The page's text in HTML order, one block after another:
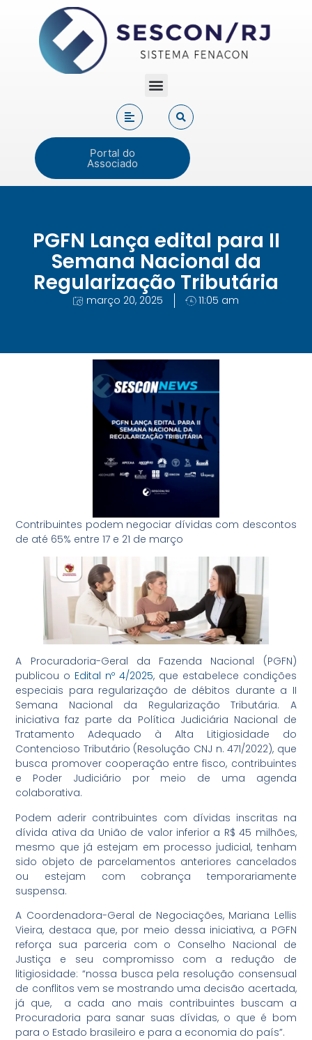
Portal do
Associado
PGFN Lança edital para II
Semana Nacional da
Regularização Tributária
março 20, 2025 11:05 am
Contribuintes podem negociar dívidas com descontos
de até 65% entre 17 e 21 de março
A Procuradoria-Geral da Fazenda Nacional (PGFN)
publicou o Edital nº 4/2025, que estabelece condições
especiais para regularização de débitos durante a II
Semana Nacional da Regularização Tributária. A
iniciativa faz parte da Política Judiciária Nacional de
Tratamento Adequado à Alta Litigiosidade do
Contencioso Tributário (Resolução CNJ n. 471/2022), que
busca promover cooperação entre fisco, contribuintes
e Poder Judiciário por meio de uma agenda
colaborativa.
Podem aderir contribuintes com dívidas inscritas na
dívida ativa da União de valor inferior a R$ 45 milhões,
mesmo que já estejam em processo judicial, tenham
sido objeto de parcelamentos anteriores cancelados
ou estejam com cobrança temporariamente
suspensa.
A Coordenadora-Geral de Negociações, Mariana Lellis
Vieira, destaca que, por meio dessa iniciativa, a PGFN
reforça sua parceria com o Conselho Nacional de
Justiça e seu compromisso com a redução de
litigiosidade: “nossa busca pela resolução consensual
de conflitos vem se mostrando uma decisão acertada,
já que, a cada ano mais contribuintes buscam a
Procuradoria para sanar suas dívidas, o que é bom
para o Estado brasileiro e para a economia do país”.